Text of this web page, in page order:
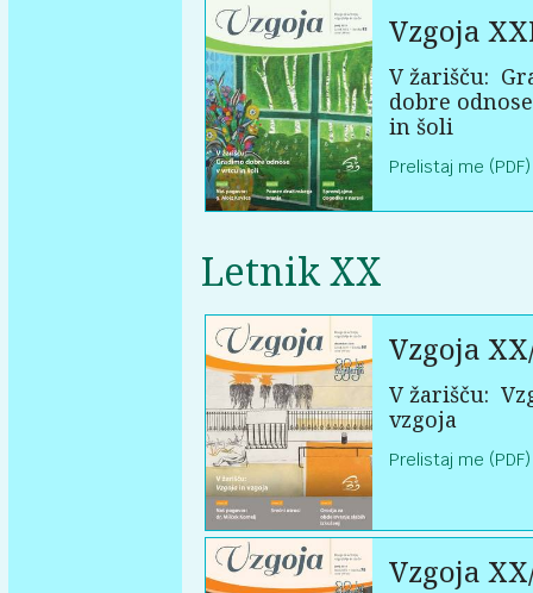
Vzgoja
V žarišču:
dobre
in šoli
Prelistaj me (PDF)
Letnik XX
Vzgoja
V žarišču:
vzgoja
Prelistaj me (PDF)
Vzgoja